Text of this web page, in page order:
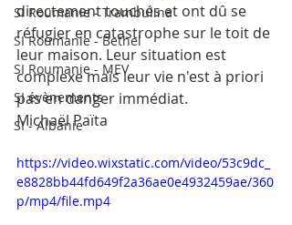
SI Roumanie - Trambulina
SI Roumanie - Bethel
SI Roumanie - MEV
SI évènements
SI - Albanie
directement touchés et ont dû se
réfugier en catastrophe sur le toit de
leur maison. Leur situation est
complexe mais leur vie n'est à priori
pas en danger immédiat.
Michaël Païta
https://video.wixstatic.com/video/53c9dc_
e8828bb44fd649f2a36ae0e4932459ae/360
p/mp4/file.mp4